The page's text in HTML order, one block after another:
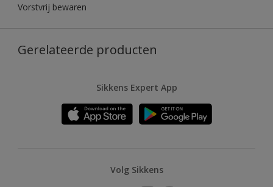
Vorstvrij bewaren
Gerelateerde producten
Sikkens Expert App
Volg Sikkens